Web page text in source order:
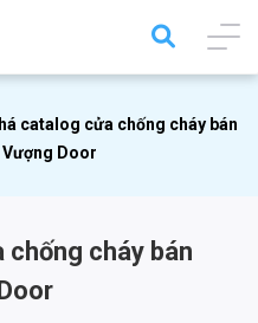
catalog cửa chống cháy bán
Door
chống cháy bán